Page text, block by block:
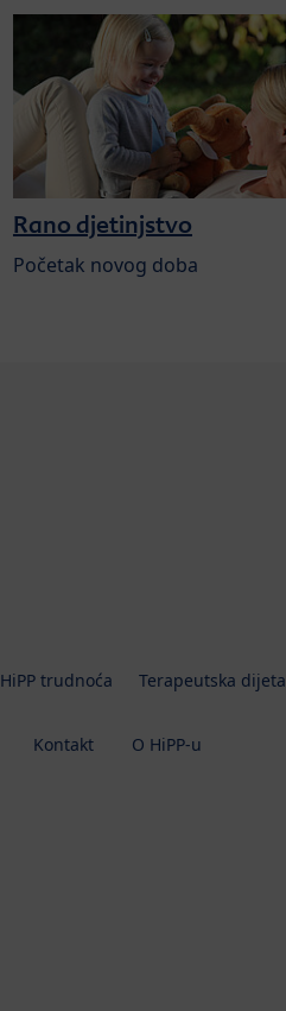
Rano djetinjstvo
Početak novog doba
HiPP trudnoća Terapeutska dijeta
Kontakt O HiPP-u